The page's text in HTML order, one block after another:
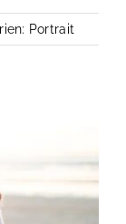
Portrait